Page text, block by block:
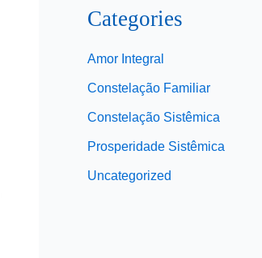
Categories
Amor Integral
Constelação Familiar
Constelação Sistêmica
Prosperidade Sistêmica
Uncategorized